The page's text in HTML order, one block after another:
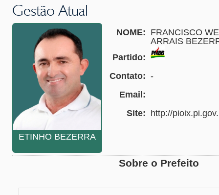
Gestão Atual
ETINHO BEZERRA
NOME: FRANCISCO
ARRAIS
Partido:
Contato: -
Email:
Site:
http://
Sobre o Prefeito